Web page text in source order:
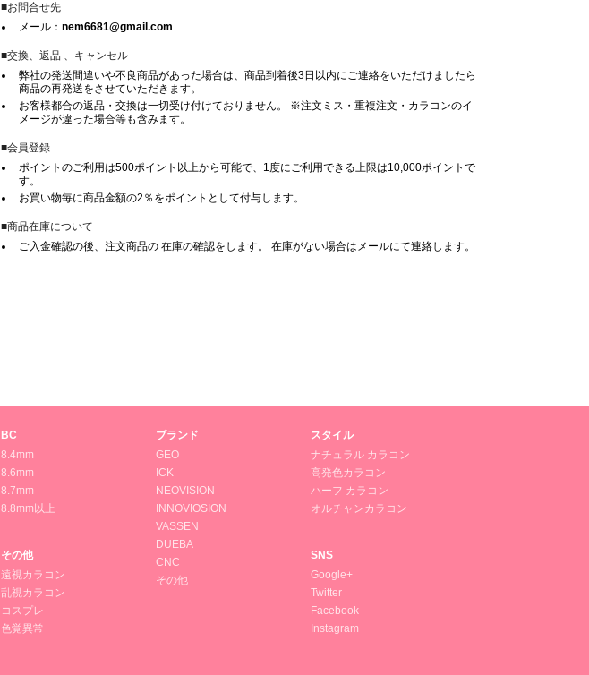
■お問合せ先
メール： nem6681@gmail.com
■交換、返品 、キャンセル
弊社の発送間違いや不良商品があった場合は、商品到着後3日以内にご連絡をいただけましたら
商品の再発送をさせていただきます。
お客様都合の返品・交換は一切受け付けておりません。 ※注文ミス・重複注文・カラコンのイ
メージが違った場合等も含みます。
■会員登録
ポイントのご利用は500ポイント以上から可能で、1度にご利用できる上限は10,000ポイントで
す。
お買い物毎に商品金額の2％をポイントとして付与します。
■商品在庫について
ご入金確認の後、注文商品の 在庫の確認をします。 在庫がない場合はメールにて連絡します。
BC
8.4mm
8.6mm
8.7mm
8.8mm以上
その他
遠視カラコン
乱視カラコン
コスプレ
色覚異常
ブランド
GEO
ICK
NEOVISION
INNOVIOSION
VASSEN
DUEBA
CNC
その他
スタイル
ナチュラル カラコン
高発色カラコン
ハーフ カラコン
オルチャンカラコン
SNS
Google+
Twitter
Facebook
Instagram